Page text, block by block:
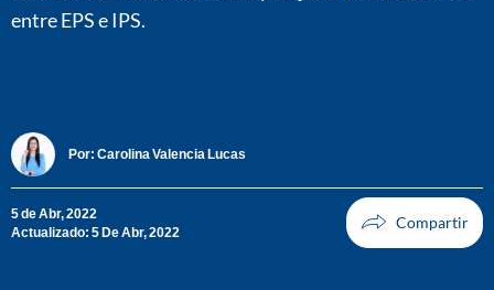
entre EPS e IPS.
Por: Carolina Valencia Lucas
5 de Abr, 2022
Actualizado: 5 De Abr, 2022